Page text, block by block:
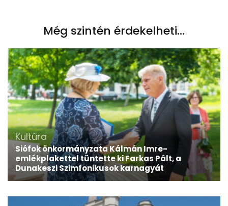
Még szintén érdekelheti...
Kultúra
Siófok önkormányzata Kálmán Imre-
emlékplakettel tüntette ki Farkas Pált, a
Dunakeszi Szimfonikusok karnagyát